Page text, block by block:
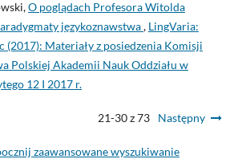
O poglądach Profesora Witolda
językoznawstwa, LingVaria:
(2017): Materiały z posiedzenia Komisji
Polskiej Akademii Nauk Oddziału w
12 I 2017 r.
21-30 z 73 Następny
zaawansowane wyszukiwanie